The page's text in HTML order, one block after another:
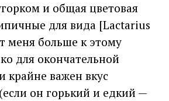
и общая цветовая
для вида [Lactarius
меня больше к этому
для окончательной
крайне важен вкус
он горький и едкий —